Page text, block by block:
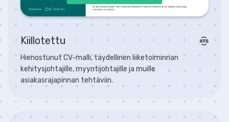
Kiillotettu
Hienostunut CV-malli, täydellinen liiketoiminnan
kehitysjohtajille, myyntijohtajille ja muille
asiakasrajapinnan tehtäviin.